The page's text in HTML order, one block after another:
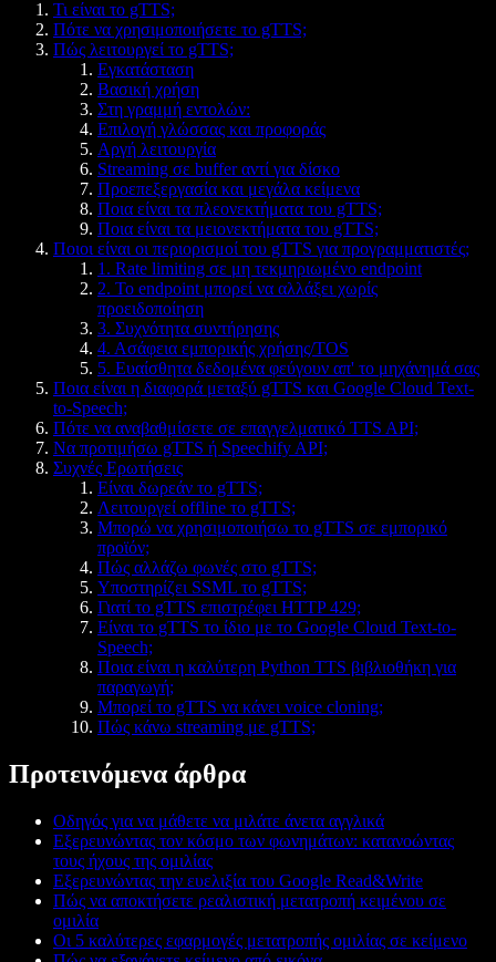
Τι είναι το gTTS;
Πότε να χρησιμοποιήσετε το gTTS;
Πώς λειτουργεί το gTTS;
Εγκατάσταση
Βασική χρήση
Στη γραμμή εντολών:
Επιλογή γλώσσας και προφοράς
Αργή λειτουργία
Streaming σε buffer αντί για δίσκο
Προεπεξεργασία και μεγάλα κείμενα
Ποια είναι τα πλεονεκτήματα του gTTS;
Ποια είναι τα μειονεκτήματα του gTTS;
Ποιοι είναι οι περιορισμοί του gTTS για προγραμματιστές;
1. Rate limiting σε μη τεκμηριωμένο endpoint
2. Το endpoint μπορεί να αλλάξει χωρίς
προειδοποίηση
3. Συχνότητα συντήρησης
4. Ασάφεια εμπορικής χρήσης/TOS
5. Ευαίσθητα δεδομένα φεύγουν απ' το μηχάνημά σας
Ποια είναι η διαφορά μεταξύ gTTS και Google Cloud Text-
to-Speech;
Πότε να αναβαθμίσετε σε επαγγελματικό TTS API;
Να προτιμήσω gTTS ή Speechify API;
Συχνές Ερωτήσεις
Είναι δωρεάν το gTTS;
Λειτουργεί offline το gTTS;
Μπορώ να χρησιμοποιήσω το gTTS σε εμπορικό
προϊόν;
Πώς αλλάζω φωνές στο gTTS;
Υποστηρίζει SSML το gTTS;
Γιατί το gTTS επιστρέφει HTTP 429;
Είναι το gTTS το ίδιο με το Google Cloud Text-to-
Speech;
Ποια είναι η καλύτερη Python TTS βιβλιοθήκη για
παραγωγή;
Μπορεί το gTTS να κάνει voice cloning;
Πώς κάνω streaming με gTTS;
Προτεινόμενα άρθρα
Οδηγός για να μάθετε να μιλάτε άνετα αγγλικά
Εξερευνώντας τον κόσμο των φωνημάτων: κατανοώντας
τους ήχους της ομιλίας
Εξερευνώντας την ευελιξία του Google Read&Write
Πώς να αποκτήσετε ρεαλιστική μετατροπή κειμένου σε
ομιλία
Οι 5 καλύτερες εφαρμογές μετατροπής ομιλίας σε κείμενο